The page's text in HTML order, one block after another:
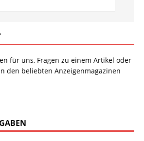
für uns, Fragen zu einem Artikel oder
den beliebten Anzeigenmagazinen